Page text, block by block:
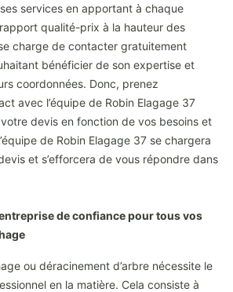
services en apportant à chaque
qualité-prix à la hauteur des
charge de contacter gratuitement
bénéficier de son expertise et
coordonnées. Donc, prenez
avec l’équipe de Robin Elagage 37
votre devis en fonction de vos besoins et
de Robin Elagage 37 se chargera
et s’efforcera de vous répondre dans
de confiance pour tous vos
ou déracinement d’arbre nécessite le
en la matière. Cela consiste à